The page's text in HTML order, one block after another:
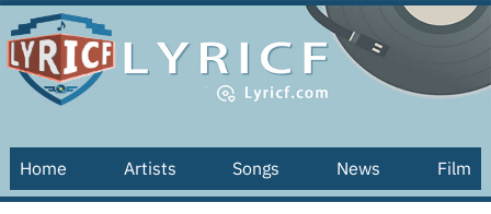
Home Artists Songs News Film